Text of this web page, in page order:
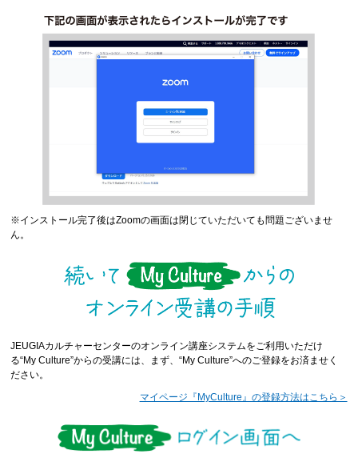
※インストール完了後はZoomの画面は閉じていただいても問題ございませ
ん。
JEUGIAカルチャーセンターのオンライン講座システムをご利用いただけ
る“My Culture”からの受講には、まず、“My Culture”へのご登録をお済ませく
ださい。
マイページ『MyCulture』の登録方法はこちら＞